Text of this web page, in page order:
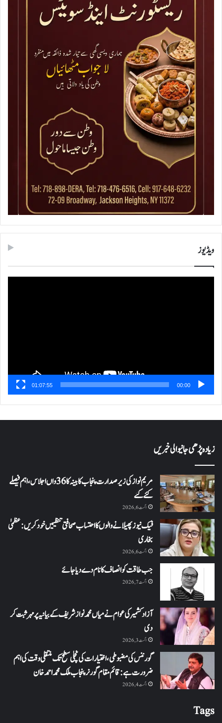
ویڈیوز
00:00
01:07:55
زیادہ پڑھی جانیوالی خبریں
مریم نواز کی زیر صدارت پنجاب کابینہ کا 36واں اجلاس،اہم فیصلے
کئے گئے
اگست 6, 2026
فیک نیوز پھیلانے والوں کا احتساب صحافتی تنظیمیں خود کریں: عظمیٰ
بخاری
اگست 6, 2026
جب طاقت کو انصاف کا نام دے دیا جائے
اگست 7, 2026
آزاد کشمیر کی عوام نے میاں محمد نواز شریف کے بیانیہ پر مہر ثبت کر
دی
اگست 3, 2026
گورننس کی مضبوطی، اختیارات کی نچلی سطح تک منتقلی وقت کی اہم
ضرورت ہے: قائم مقام گورنر پنجاب ملک محمد احمد خان
اگست 4, 2026
Tags